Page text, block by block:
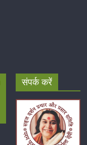
संपर्क करें